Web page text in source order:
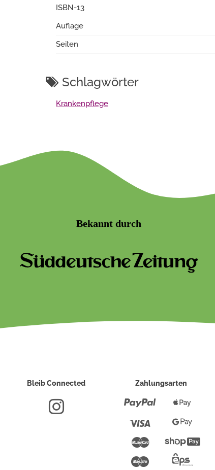
ISBN-13
Auflage
Seiten
Schlagwörter
Krankenpflege
Bekannt durch
Bleib Connected Zahlungsarten
Paypal
Mastercard
Maestro
Pay
Pay